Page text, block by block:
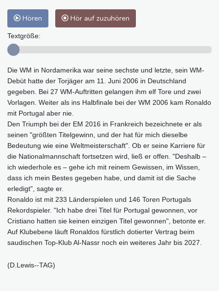
Hören Hör auf zuzuhören
Textgröße:
Die WM in Nordamerika war seine sechste und letzte, sein WM-
Debüt hatte der Torjäger am 11. Juni 2006 in Deutschland
gegeben. Bei 27 WM-Auftritten gelangen ihm elf Tore und zwei
Vorlagen. Weiter als ins Halbfinale bei der WM 2006 kam Ronaldo
mit Portugal aber nie.
Den Triumph bei der EM 2016 in Frankreich bezeichnete er als
seinen "größten Titelgewinn, und der hat für mich dieselbe
Bedeutung wie eine Weltmeisterschaft". Ob er seine Karriere für
die Nationalmannschaft fortsetzen wird, ließ er offen. "Deshalb –
ich wiederhole es – gehe ich mit reinem Gewissen, im Wissen,
dass ich mein Bestes gegeben habe, und damit ist die Sache
erledigt", sagte er.
Ronaldo ist mit 233 Länderspielen und 146 Toren Portugals
Rekordspieler. "Ich habe drei Titel für Portugal gewonnen, vor
Cristiano hatten sie keinen einzigen Titel gewonnen", betonte er.
Auf Klubebene läuft Ronaldos fürstlich dotierter Vertrag beim
saudischen Top-Klub Al-Nassr noch ein weiteres Jahr bis 2027.
(D.Lewis--TAG)